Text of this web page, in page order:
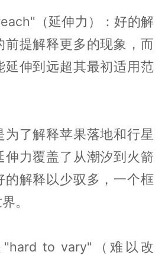
（延伸力）：好的解
前提解释更多的现象，而
延伸到远超其最初适用范
为了解释苹果落地和行星
伸力覆盖了从潮汐到火箭
的解释以少驭多，一个框
。
to vary"（难以改